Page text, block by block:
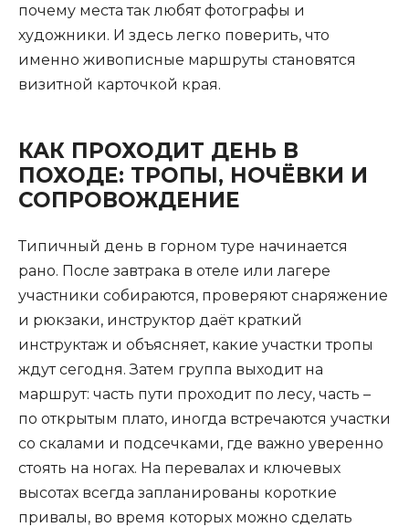
почему места так любят фотографы и
художники. И здесь легко поверить, что
именно живописные маршруты становятся
визитной карточкой края.
КАК ПРОХОДИТ ДЕНЬ В
ПОХОДЕ: ТРОПЫ, НОЧЁВКИ И
СОПРОВОЖДЕНИЕ
Типичный день в горном туре начинается
рано. После завтрака в отеле или лагере
участники собираются, проверяют снаряжение
и рюкзаки, инструктор даёт краткий
инструктаж и объясняет, какие участки тропы
ждут сегодня. Затем группа выходит на
маршрут: часть пути проходит по лесу, часть –
по открытым плато, иногда встречаются участки
со скалами и подсечками, где важно уверенно
стоять на ногах. На перевалах и ключевых
высотах всегда запланированы короткие
привалы, во время которых можно сделать